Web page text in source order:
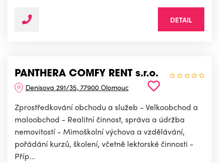
DETAIL
PANTHERA COMFY RENT s.r.o.
Denisova 291/35, 77900 Olomouc
Zprostředkování obchodu a služeb - Velkoobchod a
maloobchod - Realitní činnost, správa a údržba
nemovitostí - Mimoškolní výchova a vzdělávání,
pořádání kurzů, školení, včetně lektorské činnosti -
Příp...